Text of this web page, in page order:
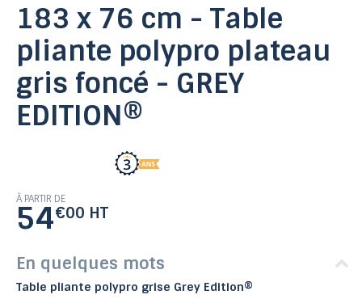
183 x 76 cm - Table
pliante polypro plateau
gris foncé - GREY
EDITION®
À PARTIR DE
54€00 HT
En quelques mots
Table pliante polypro grise Grey Edition®